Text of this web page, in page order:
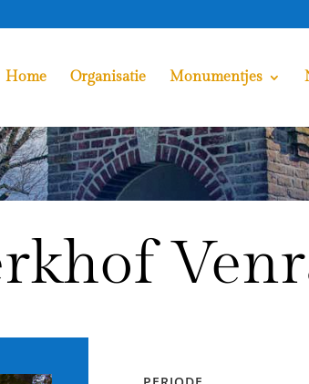
Home Organisatie Monumentjes